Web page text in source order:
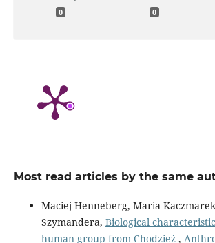
0 0
Most read articles by the same
Maciej Henneberg, Maria
Szymandera, Biological
human group from Chodzież ,